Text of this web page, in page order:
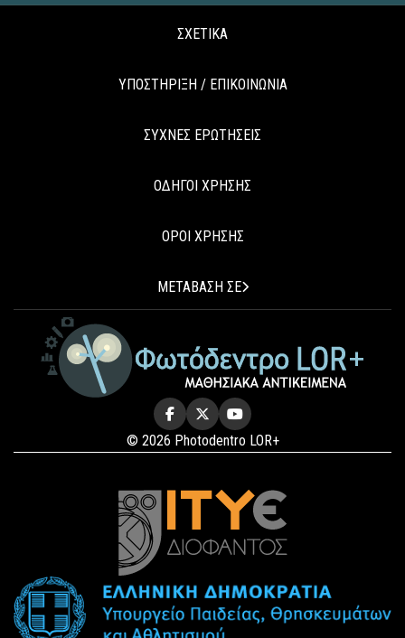
ΣΧΕΤΙΚΑ
ΥΠΟΣΤΗΡΙΞΗ / ΕΠΙΚΟΙΝΩΝΙΑ
ΣΥΧΝΕΣ ΕΡΩΤΗΣΕΙΣ
ΟΔΗΓΟΙ ΧΡΗΣΗΣ
ΟΡΟΙ ΧΡΗΣΗΣ
ΜΕΤΑΒΑΣΗ ΣΕ
© 2026 Photodentro LOR+